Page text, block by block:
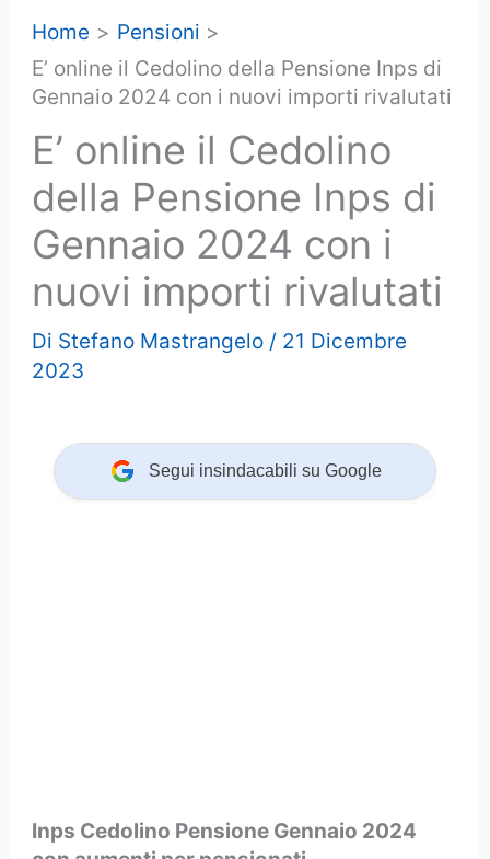
Home
Pensioni
E’ online il Cedolino della Pensione Inps di
Gennaio 2024 con i nuovi importi rivalutati
E’ online il Cedolino
della Pensione Inps di
Gennaio 2024 con i
nuovi importi rivalutati
Di Stefano Mastrangelo / 21 Dicembre
2023
Segui insindacabili su Google
Inps Cedolino Pensione Gennaio 2024